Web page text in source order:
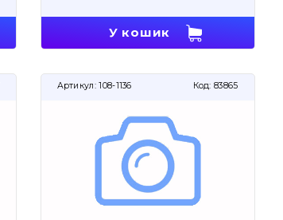
У кошик
Артикул: 108-1136 Код: 83865